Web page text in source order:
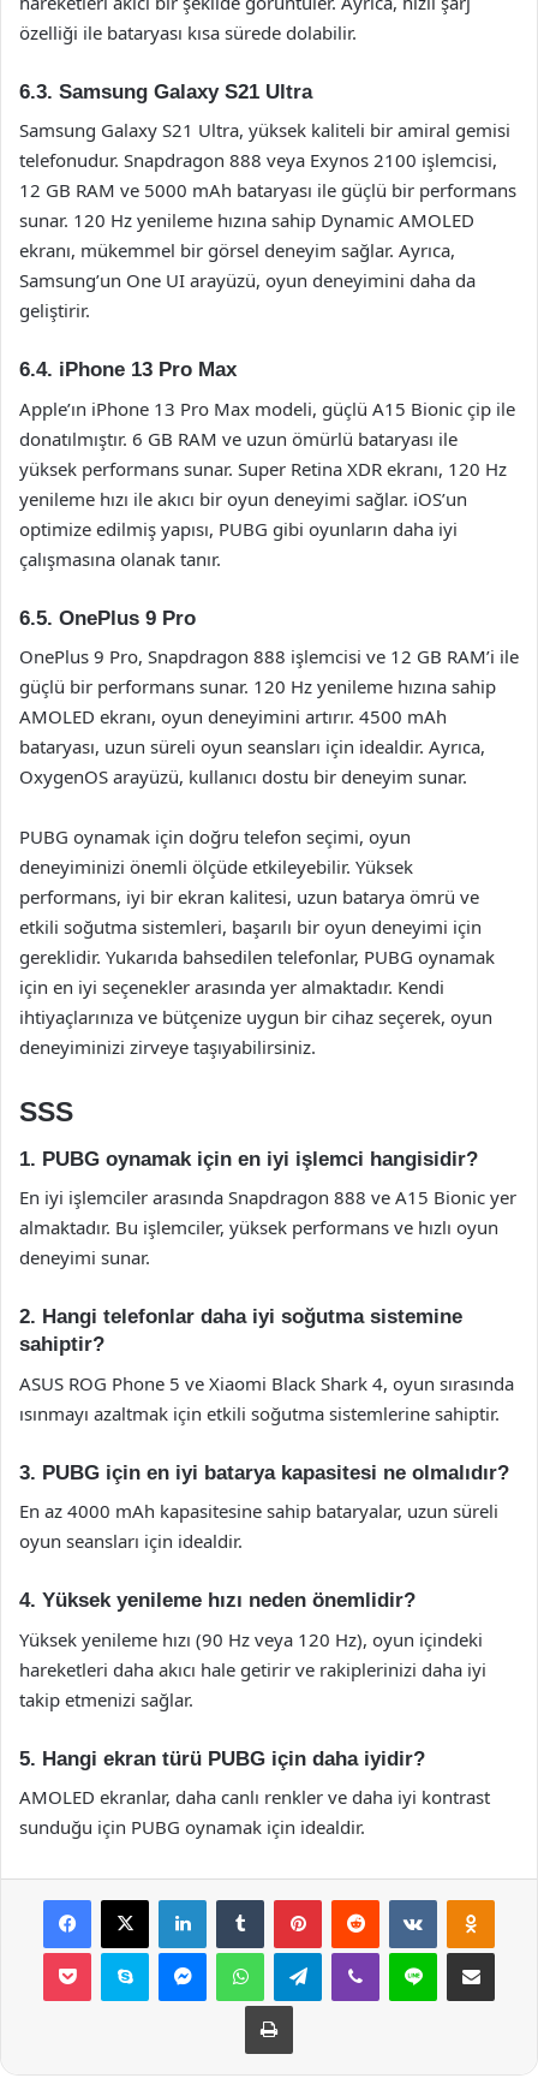
özelliği ile bataryası kısa sürede dolabilir.
6.3. Samsung Galaxy S21 Ultra
Samsung Galaxy S21 Ultra, yüksek kaliteli bir amiral gemisi
telefonudur. Snapdragon 888 veya Exynos 2100 işlemcisi,
12 GB RAM ve 5000 mAh bataryası ile güçlü bir performans
sunar. 120 Hz yenileme hızına sahip Dynamic AMOLED
ekranı, mükemmel bir görsel deneyim sağlar. Ayrıca,
Samsung’un One UI arayüzü, oyun deneyimini daha da
geliştirir.
6.4. iPhone 13 Pro Max
Apple’ın iPhone 13 Pro Max modeli, güçlü A15 Bionic çip ile
donatılmıştır. 6 GB RAM ve uzun ömürlü bataryası ile
yüksek performans sunar. Super Retina XDR ekranı, 120 Hz
yenileme hızı ile akıcı bir oyun deneyimi sağlar. iOS’un
optimize edilmiş yapısı, PUBG gibi oyunların daha iyi
çalışmasına olanak tanır.
6.5. OnePlus 9 Pro
OnePlus 9 Pro, Snapdragon 888 işlemcisi ve 12 GB RAM’i ile
güçlü bir performans sunar. 120 Hz yenileme hızına sahip
AMOLED ekranı, oyun deneyimini artırır. 4500 mAh
bataryası, uzun süreli oyun seansları için idealdir. Ayrıca,
OxygenOS arayüzü, kullanıcı dostu bir deneyim sunar.
PUBG oynamak için doğru telefon seçimi, oyun
deneyiminizi önemli ölçüde etkileyebilir. Yüksek
performans, iyi bir ekran kalitesi, uzun batarya ömrü ve
etkili soğutma sistemleri, başarılı bir oyun deneyimi için
gereklidir. Yukarıda bahsedilen telefonlar, PUBG oynamak
için en iyi seçenekler arasında yer almaktadır. Kendi
ihtiyaçlarınıza ve bütçenize uygun bir cihaz seçerek, oyun
deneyiminizi zirveye taşıyabilirsiniz.
SSS
1. PUBG oynamak için en iyi işlemci hangisidir?
En iyi işlemciler arasında Snapdragon 888 ve A15 Bionic yer
almaktadır. Bu işlemciler, yüksek performans ve hızlı oyun
deneyimi sunar.
2. Hangi telefonlar daha iyi soğutma sistemine
sahiptir?
ASUS ROG Phone 5 ve Xiaomi Black Shark 4, oyun sırasında
ısınmayı azaltmak için etkili soğutma sistemlerine sahiptir.
3. PUBG için en iyi batarya kapasitesi ne olmalıdır?
En az 4000 mAh kapasitesine sahip bataryalar, uzun süreli
oyun seansları için idealdir.
4. Yüksek yenileme hızı neden önemlidir?
Yüksek yenileme hızı (90 Hz veya 120 Hz), oyun içindeki
hareketleri daha akıcı hale getirir ve rakiplerinizi daha iyi
takip etmenizi sağlar.
5. Hangi ekran türü PUBG için daha iyidir?
AMOLED ekranlar, daha canlı renkler ve daha iyi kontrast
sunduğu için PUBG oynamak için idealdir.
Facebook
X LinkedInTumblr PinterestReddit VKontakte
Pocket Skype MessengerWhatsAppTelegramViber Line E-Posta ile
Yazdır